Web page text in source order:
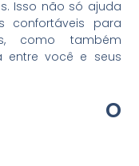
Isso não só ajuda
confortáveis para
como também
entre você e seus
o